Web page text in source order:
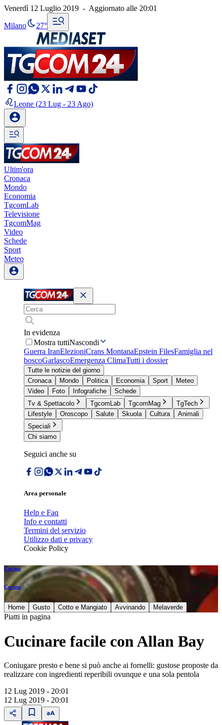
Venerdì 12 Luglio 2019 - Aggiornato alle 20:01
Milano 27°
Leone (23 Lug - 23 Ago)
Ultim'ora
Cronaca
Mondo
Economia
TgcomLab
Televisione
TgcomMag
Video
Schede
Sport
Meteo
In evidenza
Mostra tuttiNascondi
Guerra IranElezioniCrans MontanaEpstein FilesFamiglia nel
boscoGarlascoEmergenza ClimaTutti i dossier
Tutte le notizie del giorno
Cronaca
Mondo Politica Economia Sport
Meteo
Video
Foto Infografiche
Schede
Tv & Spettacolo
TgcomLab TgcomMag
TgTech
Lifestyle
Oroscopo Salute Skuola Cultura
Animali
Speciali
Chi siamo
Seguici anche su
Area personale
Help e Faq
Info e contatti
Termini del servizio
Utilizzo dati e privacy
Cookie Policy
Cucina
Cucina
Home Gusto Cotto e Mangiato Avvinando Melaverde
Piatti in pagina
Cucinare facile con Allan Bay
Coniugare presto e bene si può anche ai fornelli: gustose proposte da
realizzare con ingredienti reperibili ovunque e una sola pentola
12 Lug 2019 - 20:01
12 Lug 2019 - 20:01